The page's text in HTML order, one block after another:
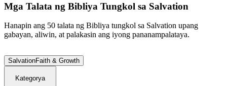
Mga Talata ng Bibliya Tungkol sa Salvation
Hanapin ang 50 talata ng Bibliya tungkol sa Salvation upang
gabayan, aliwin, at palakasin ang iyong pananampalataya.
SalvationFaith & Growth
Kategorya